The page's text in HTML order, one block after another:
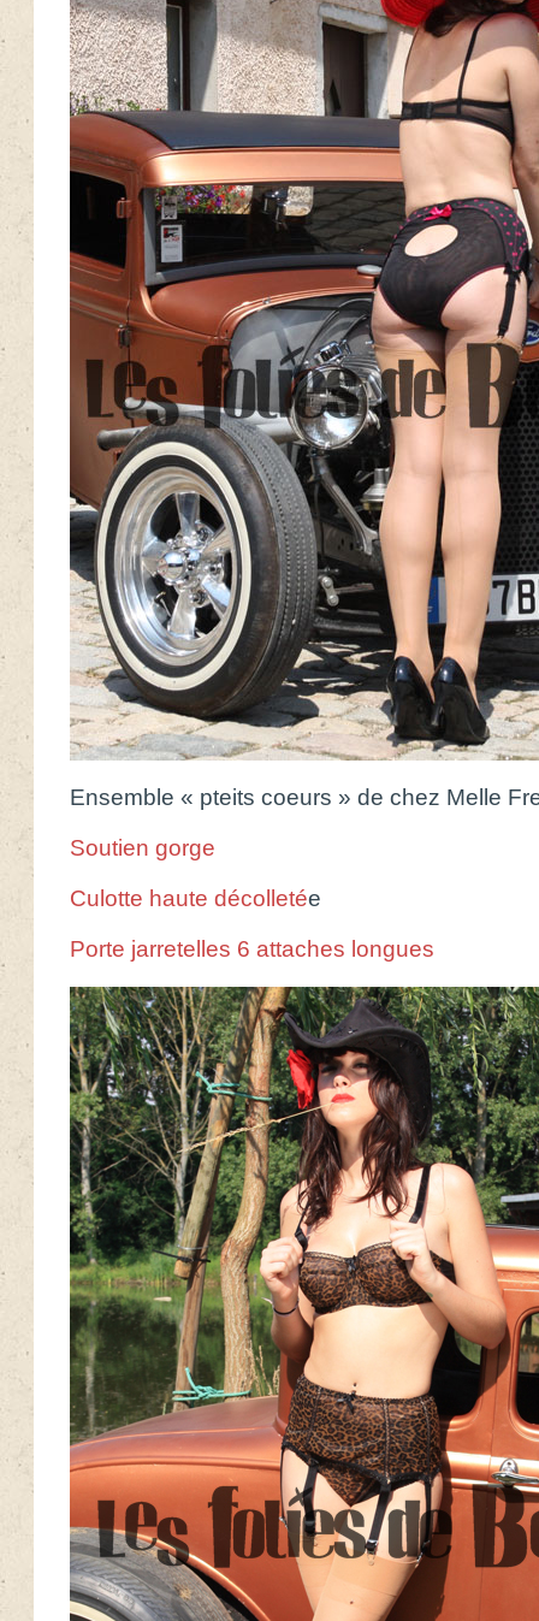
Ensemble « pteits coeurs » de chez Melle
Soutien gorge
Culotte haute décolletée
Porte jarretelles 6 attaches longues